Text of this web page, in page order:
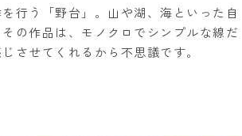
行う「野台」。山や湖、海といった自
の作品は、モノクロでシンプルな線だ
させてくれるから不思議です。